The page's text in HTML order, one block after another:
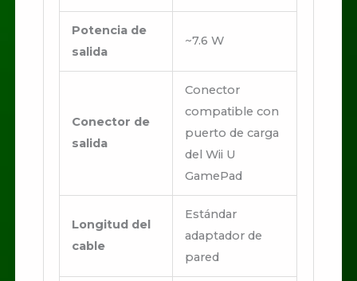
Potencia de
salida
~7.6 W
Conector de
salida
Conector
compatible con
puerto de carga
del Wii U
GamePad
Longitud del
cable
Estándar
adaptador de
pared